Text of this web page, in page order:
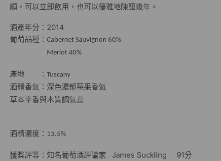
順，可以立即飲用，也可以優雅地陳釀幾年。
酒產年分：2014
葡萄品種：Cabernet Sauvignon 60%
Merlot 40%
產地 ：Tuscany
酒體香氣：深色濃郁莓果香氣
草本辛香與木質調氣息
酒精濃度：13.5%
獲獎評等：知名葡萄酒評論家 James Suckling 91分